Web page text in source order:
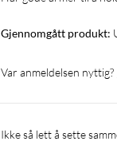
Gjennomgått produkt:
Var anmeldelsen nyttig?
Ikke så lett å sette